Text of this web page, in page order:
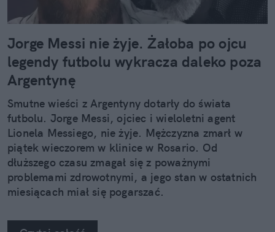
Jorge Messi nie żyje. Żałoba po ojcu
legendy futbolu wykracza daleko poza
Argentynę
Smutne wieści z Argentyny dotarły do świata
futbolu. Jorge Messi, ojciec i wieloletni agent
Lionela Messiego, nie żyje. Mężczyzna zmarł w
piątek wieczorem w klinice w Rosario. Od
dłuższego czasu zmagał się z poważnymi
problemami zdrowotnymi, a jego stan w ostatnich
miesiącach miał się pogarszać.